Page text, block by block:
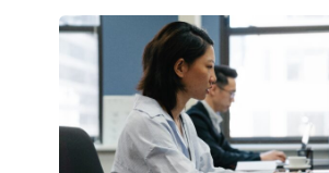
БИЗНЕСА:
КАКИЕ
3
ЗАДАЧИ
ЕМУ
МОЖНО